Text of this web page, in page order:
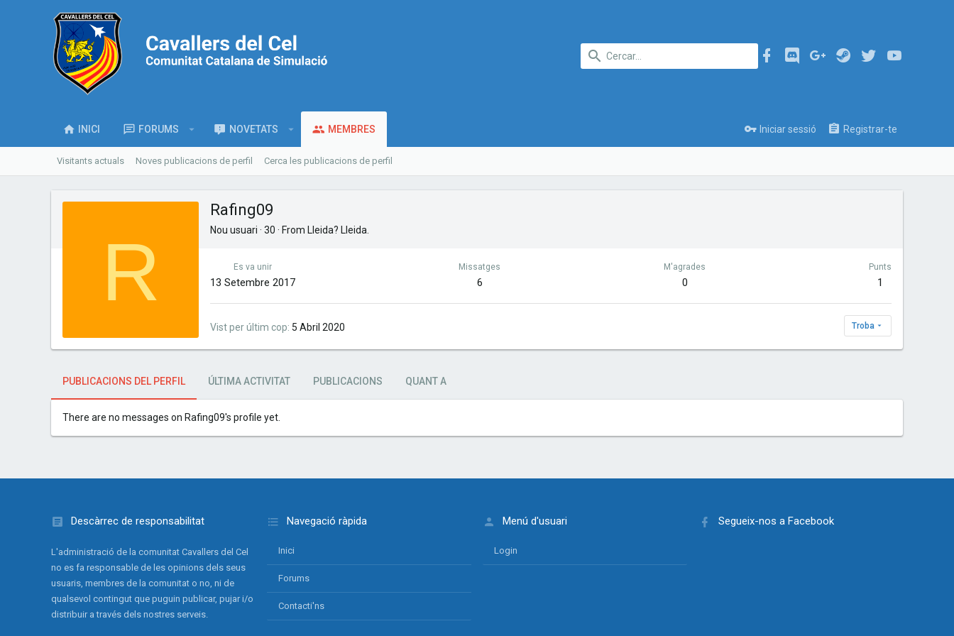
INICI FORUMS NOVETATS MEMBRES Iniciar sessió Registrar-te
Visitants actuals Noves publicacions de perfil Cerca les publicacions de perfil
R
Rafing09
Nou usuari · 30 · From Lleida? Lleida.
Es va unir
13 Setembre 2017
Missatges
6
M'agrades
0
Punts
1
Vist per últim cop 5 Abril 2020 Troba
PUBLICACIONS DEL PERFIL ÚLTIMA ACTIVITAT PUBLICACIONS QUANT A
There are no messages on Rafing09's profile yet.
Descàrrec de responsabilitat
L'administració de la comunitat Cavallers del Cel
no es fa responsable de les opinions dels seus
usuaris, membres de la comunitat o no, ni de
qualsevol contingut que puguin publicar, pujar i/o
distribuir a través dels nostres serveis.
Navegació ràpida
Inici
Forums
Contacti'ns
Menú d'usuari
Login
Segueix-nos a Facebook